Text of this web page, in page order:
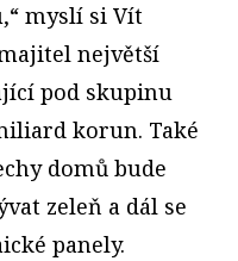
myslí si Vít
největší
pod skupinu
korun. Také
domů bude
zeleň a dál se
panely.